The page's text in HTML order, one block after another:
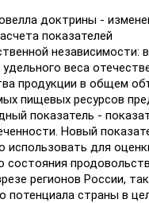
доктрины -
показателей
независимости:
веса
продукции в общем
пищевых ресурсов
показатель -
Новый
использовать для
состояния
регионов России,
потенциала страны в